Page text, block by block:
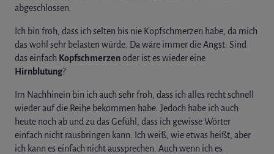
abgeschlossen.
Ich bin froh, dass ich selten bis nie Kopfschmerzen habe, da mich
das wohl sehr belasten würde. Da wäre immer die Angst: Sind
das einfach Kopfschmerzenoder ist es wieder eine
Hirnblutung?
Im Nachhinein bin ich auch sehr froh, dass ich alles recht schnell
wieder auf die Reihe bekommen habe. Jedoch habe ich auch
heute noch ab und zu das Gefühl, dass ich gewisse Wörter
einfach nicht rausbringen kann. Ich weiß, wie etwas heißt, aber
ich kann es einfach nicht aussprechen. Auch wenn ich es